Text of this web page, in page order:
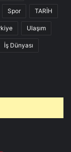
Spor TARİH
Ulaşım
İş Dünyası